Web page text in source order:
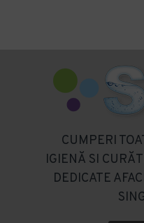
CUMPERI
IGIENĂ SI
DEDICATE